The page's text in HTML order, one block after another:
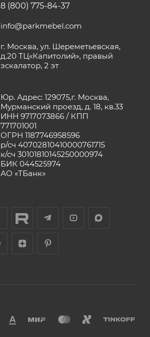
8 (800) 775-84-37
info@parkmebel.com
г. Москва, ул. Шереметьевская,
д.20 ТЦ«Капитолий», правый
эскалатор, 2 эт
Юр. Адрес: 129075,г. Москва,
Мурманский проезд, д. 18, кв.33
ИНН 9717073866 / КПП
771701001
ОГРН 1187746958596
р/сч 40702810410000761715
к/сч 30101810145250000974
БИК 044525974
АО «ТБанк»